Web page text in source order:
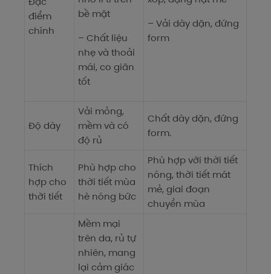
điểm
chính
bề mặt
– Chất liệu
nhẹ và thoải
mái, co giãn
tốt
– Vải dày dặn, đứng
form
Độ dày
Vải mỏng,
mềm và có
độ rủ
Chất dày dặn, đứng
form.
Thích
hợp cho
thời tiết
Phù hợp cho
thời tiết mùa
hè nóng bức
Phù hợp với thời tiết
nóng, thời tiết mát
mẻ, giai đoạn
chuyển mùa
Mềm mại
trên da, rủ tự
nhiên, mang
lại cảm giác